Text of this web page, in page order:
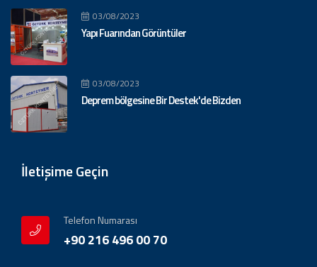
03/08/2023
Yapı Fuarından Görüntüler
03/08/2023
Deprem bölgesine Bir Destek'de Bizden
İletişime Geçin
Telefon Numarası
+90 216 496 00 70